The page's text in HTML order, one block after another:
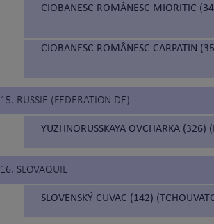
CIOBANESC ROMÂNESC MIORITIC
CIOBANESC ROMÂNESC CARPATIN
15. RUSSIE (FEDERATION DE)
YUZHNORUSSKAYA OVCHARKA (326)
16. SLOVAQUIE
SLOVENSKÝ CUVAC (142)